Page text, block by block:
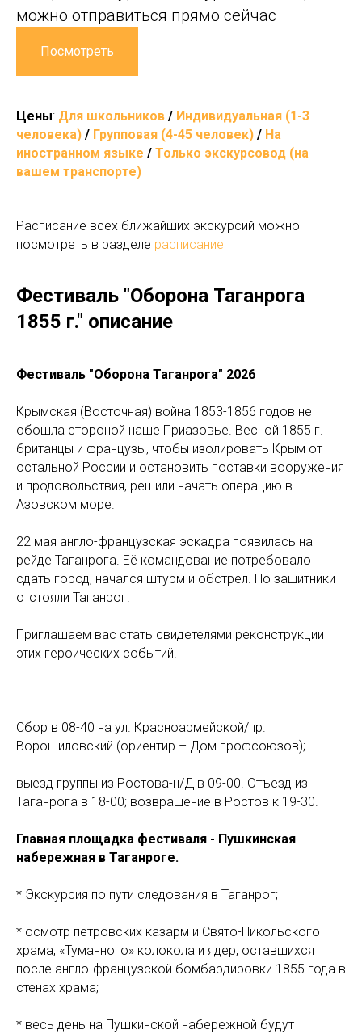
можно отправиться прямо сейчас
Посмотреть
Цены: Для школьников / Индивидуальная (1-3
человека) / Групповая (4-45 человек) / На
иностранном языке / Только экскурсовод (на
вашем транспорте)
Расписание всех ближайших экскурсий можно
посмотреть в разделе расписание
Фестиваль "Оборона Таганрога
1855 г." описание
Фестиваль "Оборона Таганрога" 2026
Крымская (Восточная) война 1853-1856 годов не
обошла стороной наше Приазовье. Весной 1855 г.
британцы и французы, чтобы изолировать Крым от
остальной России и остановить поставки вооружения
и продовольствия, решили начать операцию в
Азовском море.
22 мая англо-французская эскадра появилась на
рейде Таганрога. Её командование потребовало
сдать город, начался штурм и обстрел. Но защитники
отстояли Таганрог!
Приглашаем вас стать свидетелями реконструкции
этих героических событий.
Сбор в 08-40 на ул. Красноармейской/пр.
Ворошиловский (ориентир – Дом профсоюзов);
выезд группы из Ростова-н/Д в 09-00. Отъезд из
Таганрога в 18-00; возвращение в Ростов к 19-30.
Главная площадка фестиваля - Пушкинская
набережная в Таганроге.
* Экскурсия по пути следования в Таганрог;
* осмотр петровских казарм и Свято-Никольского
храма, «Туманного» колокола и ядер, оставшихся
после англо-французской бомбардировки 1855 года в
стенах храма;
* весь день на Пушкинской набережной будут